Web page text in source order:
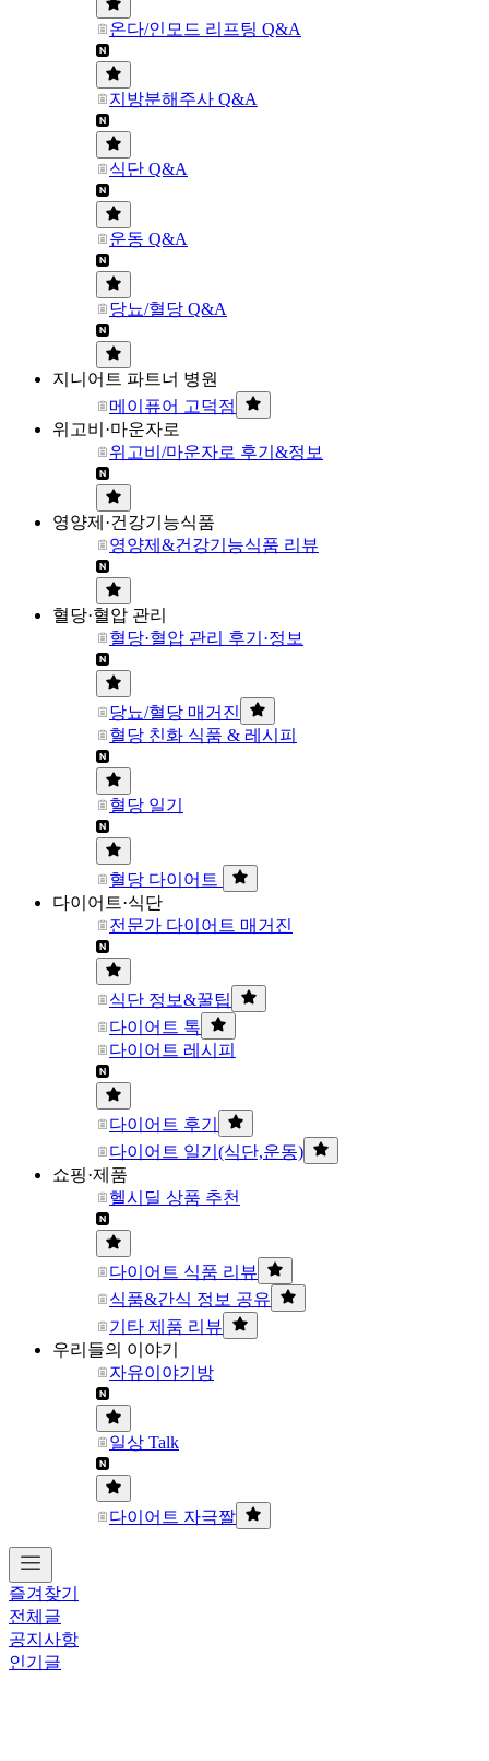
온다/인모드 리프팅 Q&A
지방분해주사 Q&A
식단 Q&A
운동 Q&A
당뇨/혈당 Q&A
지니어트 파트너 병원
메이퓨어 고덕점
위고비·마운자로
위고비/마운자로 후기&정보
영양제·건강기능식품
영양제&건강기능식품 리뷰
혈당·혈압 관리
혈당·혈압 관리 후기·정보
당뇨/혈당 매거진
혈당 친화 식품 & 레시피
혈당 일기
혈당 다이어트
다이어트·식단
전문가 다이어트 매거진
식단 정보&꿀팁
다이어트 톡
다이어트 레시피
다이어트 후기
다이어트 일기(식단,운동)
쇼핑·제품
헬시딜 상품 추천
다이어트 식품 리뷰
식품&간식 정보 공유
기타 제품 리뷰
우리들의 이야기
자유이야기방
일상 Talk
다이어트 자극짤
즐겨찾기
전체글
공지사항
인기글